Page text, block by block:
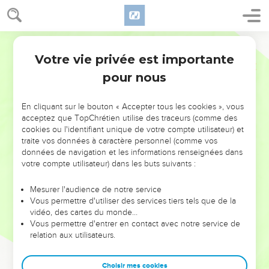
NE MANQUEZ PAS L’ÉVÉNEMENT
DE L’ANNÉE !
ET SI LEURS ERREURS POUVAIENT VOUS ÉVITER LES
VOTRES ?
leur foi ou leur vision. Mais on voit moins les doutes, les erreurs
et les saisons difficiles qu'ils ont traversés, alors même que ce
sont elles qui les ont façonnés.
Dans cette conférence, leaders, entrepreneurs, et responsables
clés pour avancer avec plus de sagesse afin que leurs erreurs
Votre vie privée est importante
pour nous
En cliquant sur le bouton « Accepter tous les cookies », vous
acceptez que TopChrétien utilise des traceurs (comme des
cookies ou l'identifiant unique de votre compte utilisateur) et
traite vos données à caractère personnel (comme vos
données de navigation et les informations renseignées dans
votre compte utilisateur) dans les buts suivants :
Mesurer l'audience de notre service
Vous permettre d'utiliser des services tiers tels que de la
vidéo, des cartes du monde…
Vous permettre d'entrer en contact avec notre service de
relation aux utilisateurs.
Choisir mes cookies